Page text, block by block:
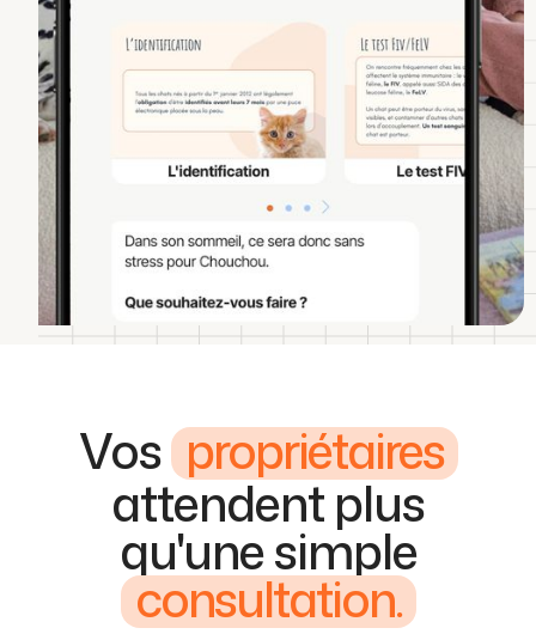
Vos propriétaires
attendent plus
qu'une simple
consultation.